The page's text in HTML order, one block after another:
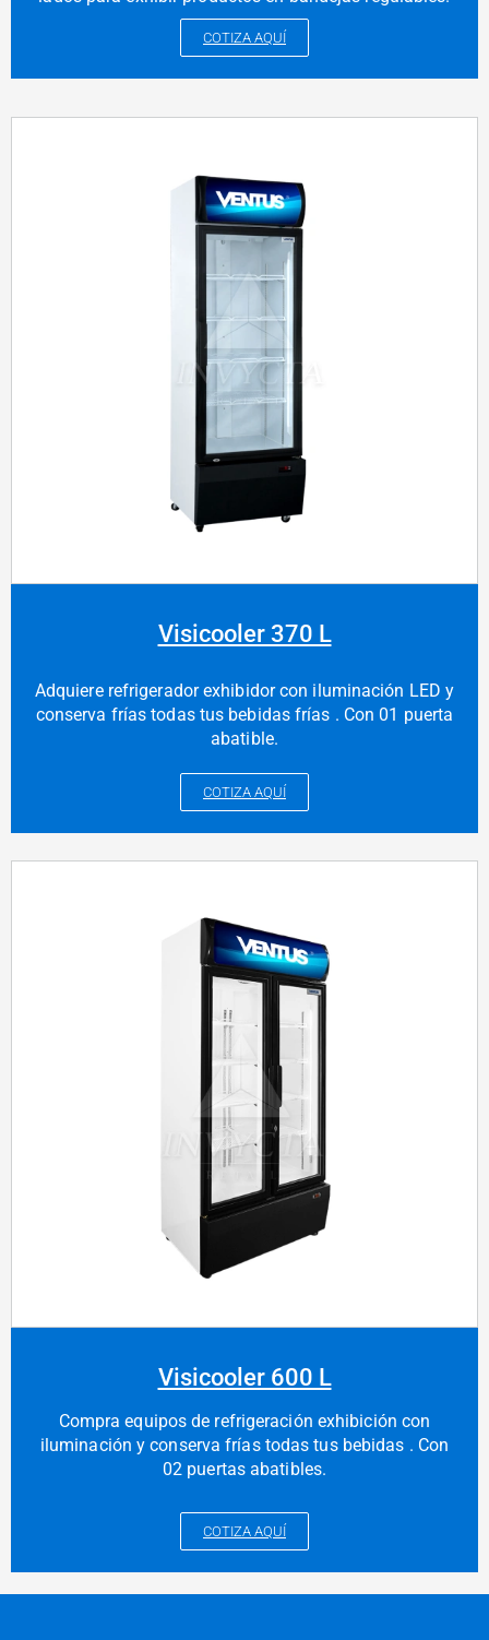
COTIZA AQUÍ
Visicooler 370 L
Adquiere refrigerador exhibidor con iluminación LED y
conserva frías todas tus bebidas frías . Con 01 puerta
abatible.
COTIZA AQUÍ
Visicooler 600 L
Compra equipos de refrigeración exhibición con
iluminación y conserva frías todas tus bebidas . Con
02 puertas abatibles.
COTIZA AQUÍ